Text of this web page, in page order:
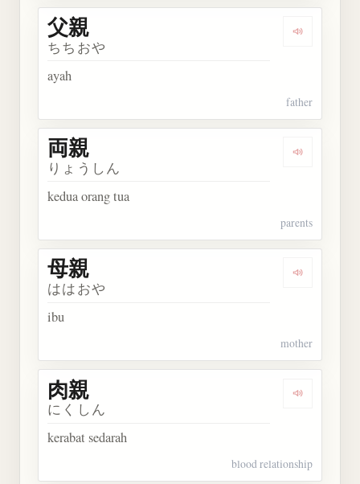
Dengarkan
父親
ちちおや
ayah
father
Dengarkan
両親
りょうしん
kedua orang tua
parents
Dengarkan
母親
ははおや
ibu
mother
Dengarkan
肉親
にくしん
kerabat sedarah
blood relationship